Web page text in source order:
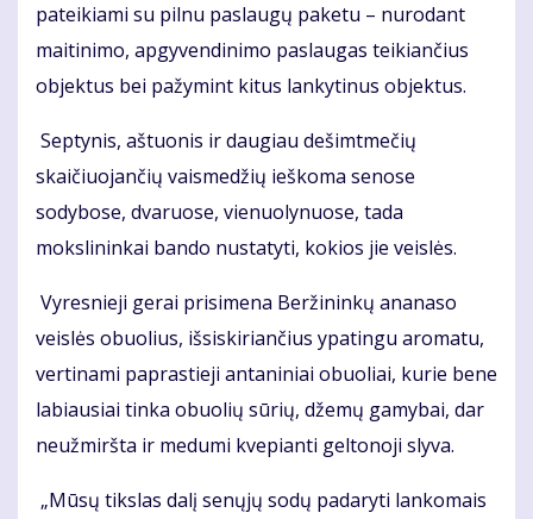
pateikiami su pilnu paslaugų paketu – nurodant
maitinimo, apgyvendinimo paslaugas teikiančius
objektus bei pažymint kitus lankytinus objektus.
Septynis, aštuonis ir daugiau dešimtmečių
skaičiuojančių vaismedžių ieškoma senose
sodybose, dvaruose, vienuolynuose, tada
mokslininkai bando nustatyti, kokios jie veislės.
Vyresnieji gerai prisimena Beržininkų ananaso
veislės obuolius, išsiskiriančius ypatingu aromatu,
vertinami paprastieji antaniniai obuoliai, kurie bene
labiausiai tinka obuolių sūrių, džemų gamybai, dar
neužmiršta ir medumi kvepianti geltonoji slyva.
„Mūsų tikslas dalį senųjų sodų padaryti lankomais